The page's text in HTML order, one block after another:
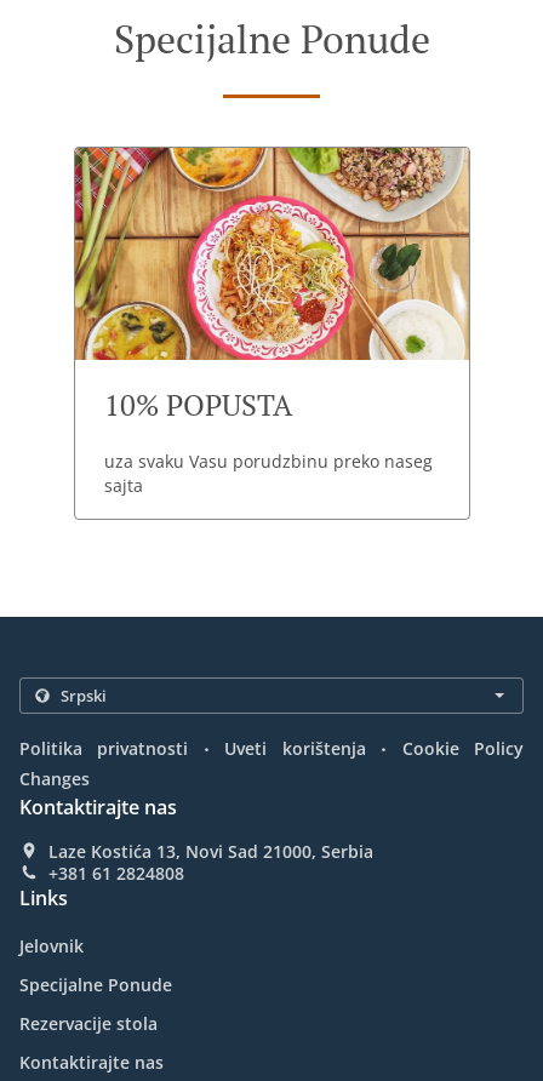
Specijalne Ponude
10% POPUSTA
uza svaku Vasu porudzbinu preko naseg
sajta
Politika privatnosti . Uveti korištenja .
Cookie Policy
Changes
Kontaktirajte nas
Laze Kostića 13, Novi Sad 21000, Serbia
+381 61 2824808
Links
Jelovnik
Specijalne Ponude
Rezervacije stola
Kontaktirajte nas